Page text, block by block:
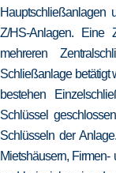
Hauptschließanlagen
Z/HS-Anlagen. Eine
mehreren
Schließanlage betätigt
bestehen
Schlüssel
Schlüsseln der
Mietshäusern,